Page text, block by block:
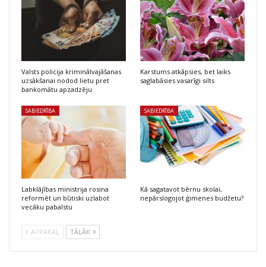
Valsts policija kriminālvajāšanas
uzsākšanai nodod lietu pret
bankomātu apzadzēju
Karstums atkāpsies, bet laiks
saglabāsies vasarīgi silts
SABIEDRĪBA
Labklājības ministrija rosina
reformēt un būtiski uzlabot
vecāku pabalstu
SABIEDRĪBA
Kā sagatavot bērnu skolai,
nepārslogojot ģimenes budžetu?
ATPAKAĻ TĀLĀK